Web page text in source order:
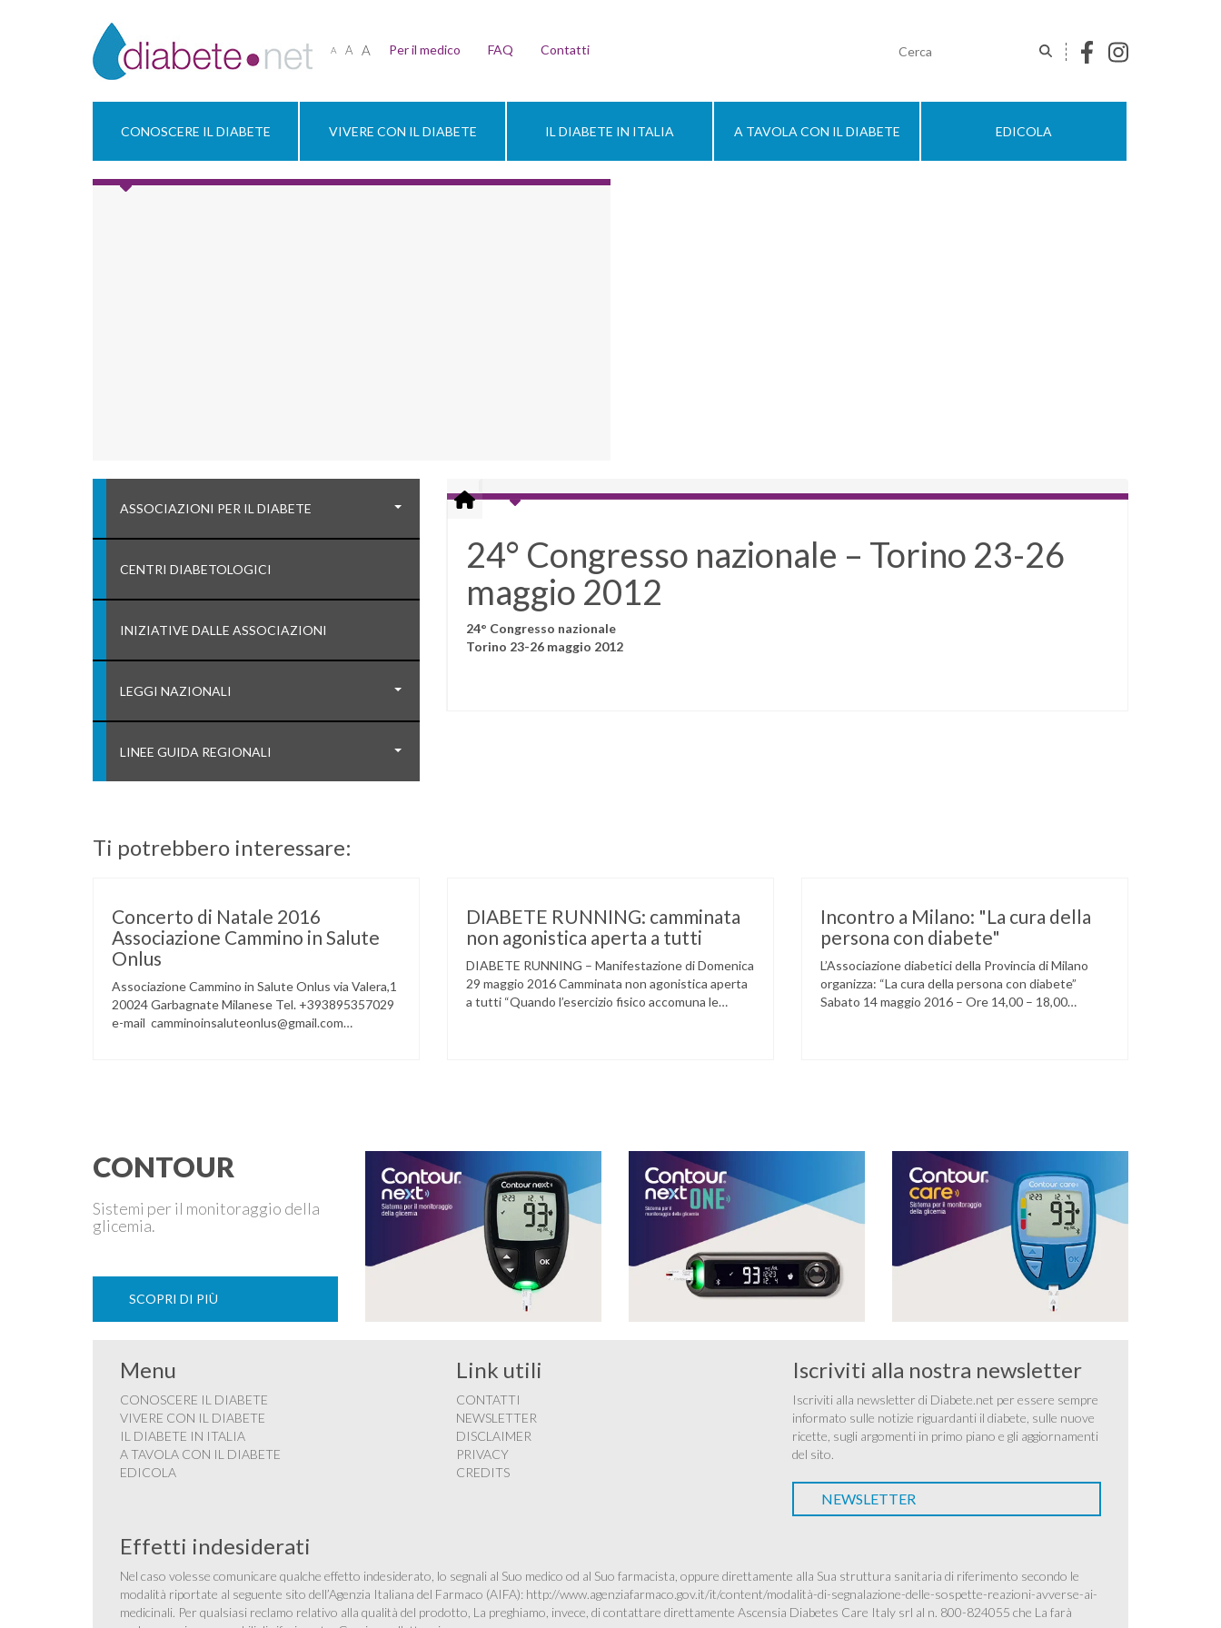
A A A Per il medico FAQ Contatti
CONOSCERE IL DIABETE VIVERE CON IL DIABETE IL DIABETE IN ITALIA A TAVOLA CON IL DIABETE EDICOLA
ASSOCIAZIONI PER IL DIABETE
CENTRI DIABETOLOGICI
INIZIATIVE DALLE ASSOCIAZIONI
LEGGI NAZIONALI
LINEE GUIDA REGIONALI
24° Congresso nazionale – Torino 23-26
maggio 2012
24° Congresso nazionale
Torino 23-26 maggio 2012
Ti potrebbero interessare:
Concerto di Natale 2016
Associazione Cammino in Salute
Onlus
Associazione Cammino in Salute Onlus via Valera,1
20024 Garbagnate Milanese Tel. +393895357029
e-mail camminoinsaluteonlus@gmail.com
DIABETE RUNNING: camminata
non agonistica aperta a tutti
DIABETE RUNNING – Manifestazione di Domenica
29 maggio 2016 Camminata non agonistica aperta
a tutti “Quando l’esercizio fisico accomuna le
Incontro a Milano: "La cura della
persona con diabete"
L’Associazione diabetici della Provincia di Milano
organizza: “La cura della persona con diabete”
Sabato 14 maggio 2016 – Ore 14,00 – 18,00
CONTOUR
Sistemi per il monitoraggio della
glicemia.
SCOPRI DI PIÙ
Menu
CONOSCERE IL DIABETE
VIVERE CON IL DIABETE
IL DIABETE IN ITALIA
A TAVOLA CON IL DIABETE
EDICOLA
Link utili
CONTATTI
NEWSLETTER
DISCLAIMER
PRIVACY
CREDITS
Iscriviti alla nostra newsletter
Iscriviti alla newsletter di Diabete.net per essere sempre
informato sulle notizie riguardanti il diabete, sulle nuove
ricette, sugli argomenti in primo piano e gli aggiornamenti
del sito.
NEWSLETTER
Effetti indesiderati
Nel caso volesse comunicare qualche effetto indesiderato, lo segnali al Suo medico od al Suo farmacista, oppure direttamente alla Sua struttura sanitaria di riferimento secondo le
modalità riportate al seguente sito dell’Agenzia Italiana del Farmaco (AIFA): http://www.agenziafarmaco.gov.it/it/content/modalità-di-segnalazione-delle-sospette-reazioni-avverse-ai-
medicinali. Per qualsiasi reclamo relativo alla qualità del prodotto, La preghiamo, invece, di contattare direttamente Ascensia Diabetes Care Italy srl al n. 800-824055 che La farà